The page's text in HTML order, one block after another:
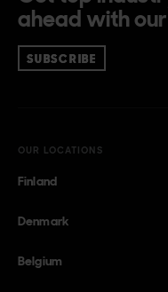
ahead with
SUBSCRIBE
OUR LOCATIONS
Finland
Denmark
Belgium